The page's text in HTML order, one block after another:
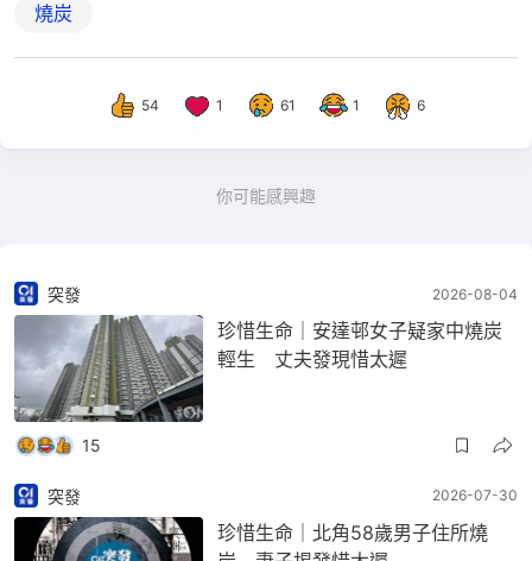
燒炭
54 1 61 1 6
你可能感興趣
突發 2026-08-04
珍惜生命｜安達邨女子疑家中燒炭
輕生 丈夫發現惜太遲
15
突發 2026-07-30
珍惜生命｜北角58歲男子住所燒